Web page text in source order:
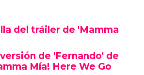
del tráiler de 'Mamma
de 'Fernando' de
Mía! Here We Go